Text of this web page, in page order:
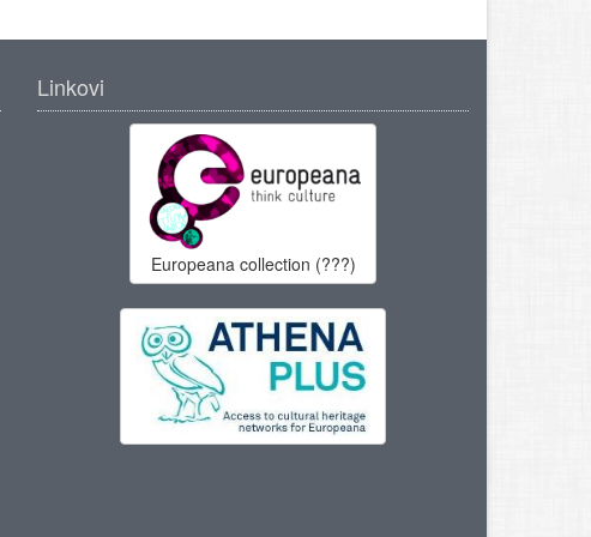
Linkovi
Europeana collection (???)